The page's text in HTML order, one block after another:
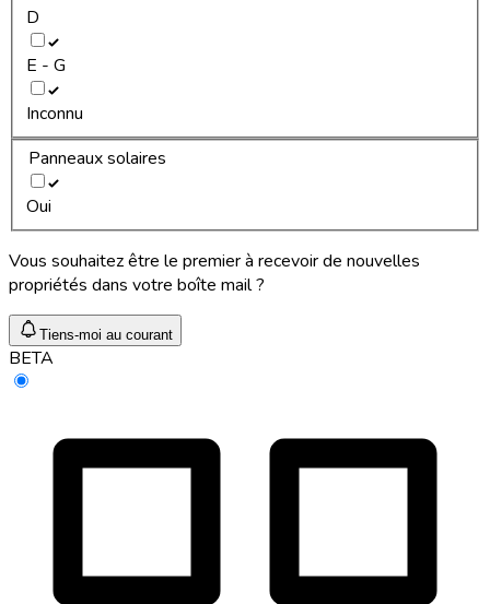
D
E - G
Inconnu
Panneaux solaires
Oui
Vous souhaitez être le premier à recevoir de nouvelles
propriétés dans votre boîte mail ?
Tiens-moi au courant
BETA